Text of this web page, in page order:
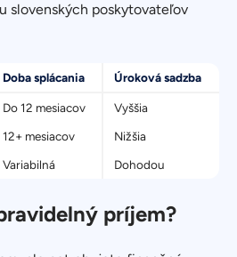
slovenských poskytovateľov
Doba splácania Úroková sadzba
Do 12 mesiacov
Vyššia
12+ mesiacov
Nižšia
Variabilná Dohodou
príjem?